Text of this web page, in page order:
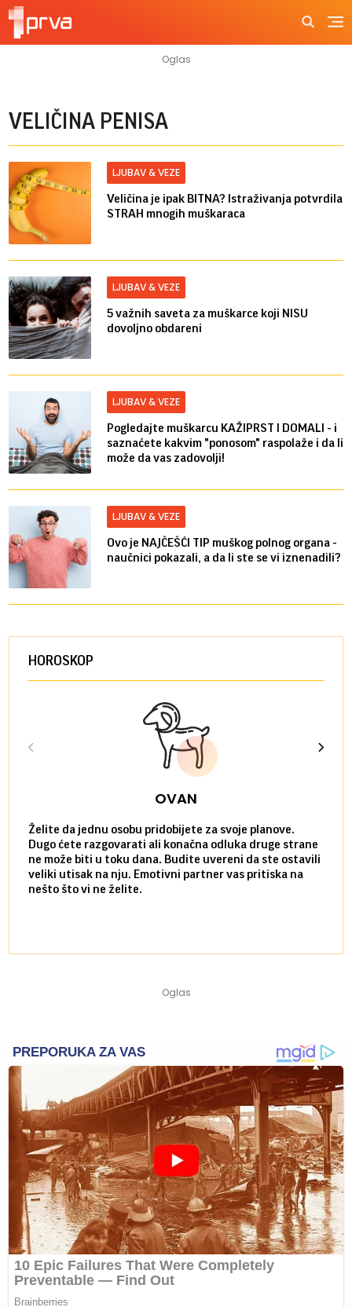
VELIČINA PENISA
LJUBAV & VEZE
Veličina je ipak BITNA? Istraživanja potvrdila
STRAH mnogih muškaraca
LJUBAV & VEZE
5 važnih saveta za muškarce koji NISU
dovoljno obdareni
LJUBAV & VEZE
Pogledajte muškarcu KAŽIPRST I DOMALI - i
saznaćete kakvim "ponosom" raspolaže i da li
može da vas zadovolji!
LJUBAV & VEZE
Ovo je NAJČEŠĆI TIP muškog polnog organa -
naučnici pokazali, a da li ste se vi iznenadili?
HOROSKOP
OVAN
Želite da jednu osobu pridobijete za svoje planove.
Dugo ćete razgovarati ali konačna odluka druge strane
ne može biti u toku dana. Budite uvereni da ste ostavili
veliki utisak na nju. Emotivni partner vas pritiska na
nešto što vi ne želite.